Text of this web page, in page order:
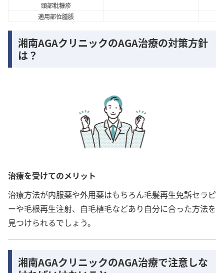
頭部粃糠疹
適用部位腫脹
湘南AGAクリニックのAGA治療の対策方針
は？
治療を受けてのメリット
治療方法が内服薬や外用薬はもちろん毛髪再生免訴セラピ
ーや毛根再生注射、自毛植毛などあり自分に合った方法を
見つけられるでしょう。
湘南AGAクリニックのAGA治療で注意しな